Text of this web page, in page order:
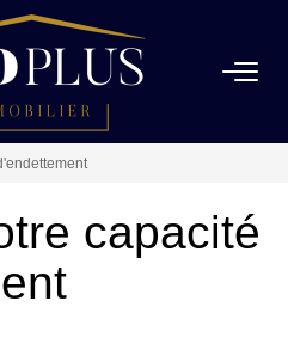
BIENS
Vendus
Loués
capacité